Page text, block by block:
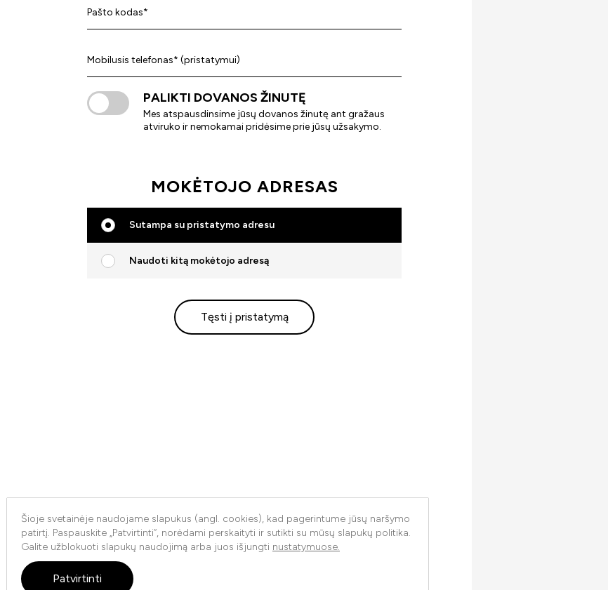
Pašto kodas*
Mobilusis telefonas* (pristatymui)
PALIKTI DOVANOS ŽINUTĘ
Mes atspausdinsime jūsų dovanos žinutę ant gražaus
atviruko ir nemokamai pridėsime prie jūsų užsakymo.
MOKĖTOJO ADRESAS
Sutampa su pristatymo adresu
Naudoti kitą mokėtojo adresą
Tęsti į pristatymą
Šioje svetainėje naudojame slapukus (angl. cookies), kad pagerintume jūsų naršymo
patirtį. Paspauskite „Patvirtinti“, norėdami perskaityti ir sutikti su mūsų slapukų politika.
Galite užblokuoti slapukų naudojimą arba juos išjungti nustatymuose.
Patvirtinti